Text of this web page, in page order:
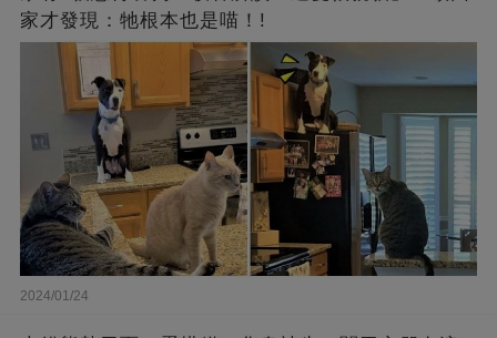
家才發現：牠根本也是喵！!
2024/01/24